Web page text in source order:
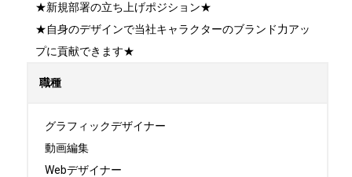
★新規部署の立ち上げポジション★
★自身のデザインで当社キャラクターのブランド力アッ
プに貢献できます★
職種
グラフィックデザイナー
動画編集
Webデザイナー